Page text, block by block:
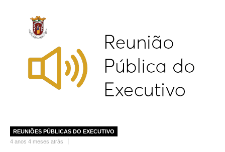
REUNIÕES PÚBLICAS DO EXECUTIVO
4 anos 4 meses atrás